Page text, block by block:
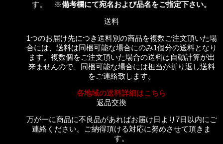
す。 ※備考欄にて宛名および品名をご指定下さい。
送料
1つのお届け先につき送料別の商品を複数ご注文頂いた場
合には、送料は同梱可能な場合にのみ1個分の送料となり
ます。複数個をご注文頂いた場合の送料は自動計算が出
来ませんので、同梱可能な場合には担当が折り返し送料
をご連絡致します。
各地域の送料詳細はこちら
返品交換
万が一に商品に不良品があればお届け日より7日以内にご
連絡ください。ご納得頂ける対応に努めさせて頂きま
す。